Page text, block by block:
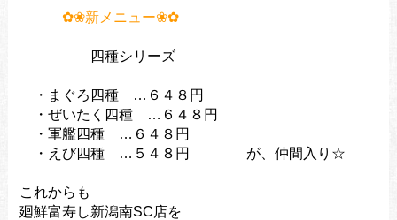
✿❀新メニュー❀✿
四種シリーズ
・まぐろ四種 …６４８円
・ぜいたく四種 …６４８円
・軍艦四種 …６４８円
・えび四種 …５４８円 が、仲間入り☆
これからも
廻鮮富寿し新潟南SC店を